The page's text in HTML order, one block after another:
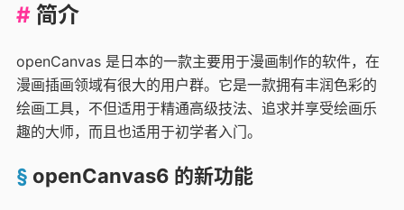
简介
openCanvas 是日本的一款主要用于漫画制作的软件，在
漫画插画领域有很大的用户群。它是一款拥有丰润色彩的
绘画工具，不但适用于精通高级技法、追求并享受绘画乐
趣的大师，而且也适用于初学者入门。
openCanvas6 的新功能